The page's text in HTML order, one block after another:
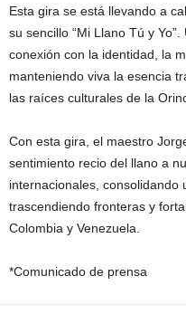
Esta gira se está llevando a
su sencillo “Mi Llano Tú y
conexión con la identidad, la
manteniendo viva la esencia
las raíces culturales de la
Con esta gira, el maestro
sentimiento recio del llano a
internacionales,
trascendiendo fronteras y
Colombia y Venezuela.
*Comunicado de prensa